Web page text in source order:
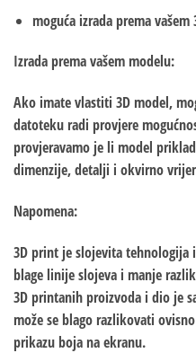
moguća izrada prema vašem
Izrada prema vašem modelu:
Ako imate vlastiti 3D model,
datoteku radi provjere
provjeravamo je li model
dimenzije, detalji i okvirno
Napomena:
3D print je slojevita tehnologija
blage linije slojeva i manje
3D printanih proizvoda i dio je
može se blago razlikovati
prikazu boja na ekranu.